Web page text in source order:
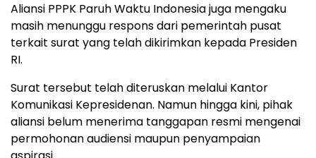
Aliansi PPPK Paruh Waktu Indonesia juga mengaku
masih menunggu respons dari pemerintah pusat
terkait surat yang telah dikirimkan kepada Presiden
RI.
Surat tersebut telah diteruskan melalui Kantor
Komunikasi Kepresidenan. Namun hingga kini, pihak
aliansi belum menerima tanggapan resmi mengenai
permohonan audiensi maupun penyampaian